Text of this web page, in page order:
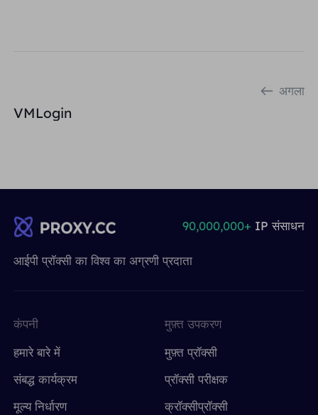
अगला
VMLogin
आईपी ​​प्रॉक्सी का विश्व का अग्रणी प्रदाता
90,000,000+ IP संसाधन
कंपनी
हमारे बारे में
संबद्ध कार्यक्रम
मूल्य निर्धारण
मुफ़्त उपकरण
मुफ़्त प्रॉक्सी
प्रॉक्सी परीक्षक
क्रॉक्सीप्रॉक्सी